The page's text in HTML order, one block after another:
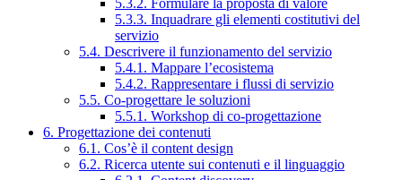
5.3.2. Formulare la proposta di valore
5.3.3. Inquadrare gli elementi costitutivi del
servizio
5.4. Descrivere il funzionamento del servizio
5.4.1. Mappare l’ecosistema
5.4.2. Rappresentare i flussi di servizio
5.5. Co-progettare le soluzioni
5.5.1. Workshop di co-progettazione
6. Progettazione dei contenuti
6.1. Cos’è il content design
6.2. Ricerca utente sui contenuti e il linguaggio